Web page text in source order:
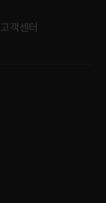
고객센터